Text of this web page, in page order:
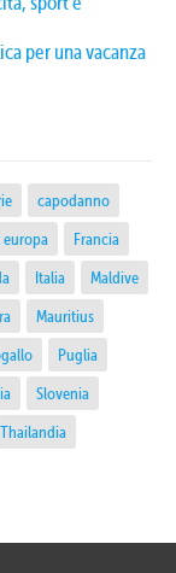
per una vacanza
capodanno
europa
Francia
Italia
Maldive
Mauritius
Puglia
Slovenia
Thailandia